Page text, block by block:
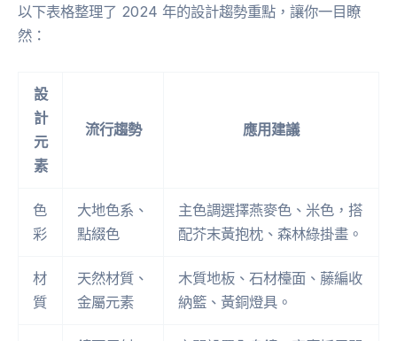
以下表格整理了 2024 年的設計趨勢重點，讓你一目瞭
然：
設
計
元
素
流行趨勢 應用建議
色
彩
大地色系、
點綴色
主色調選擇燕麥色、米色，搭
配芥末黃抱枕、森林綠掛畫。
材
質
天然材質、
金屬元素
木質地板、石材檯面、藤編收
納籃、黃銅燈具。